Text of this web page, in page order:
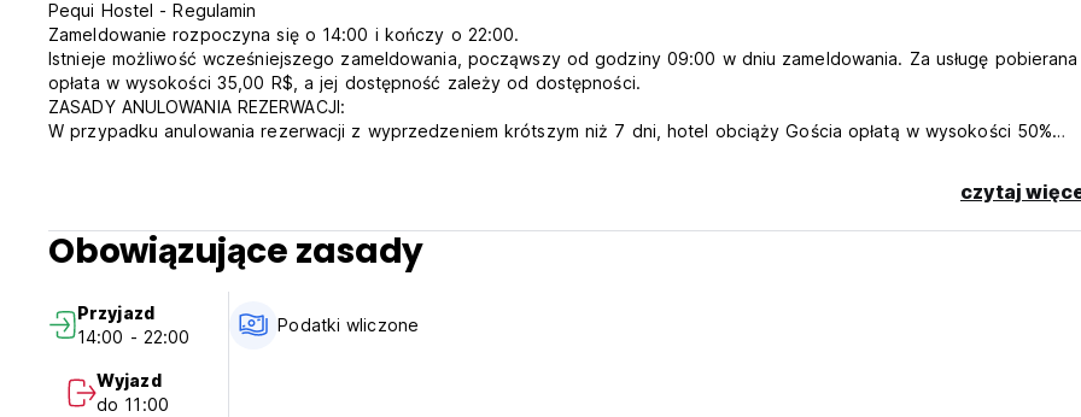
Pequi Hostel - Regulamin
Zameldowanie rozpoczyna się o 14:00 i kończy o 22:00.
Istnieje możliwość wcześniejszego zameldowania, począwszy od godziny 09:00 w dniu zameldowania. Za usługę
opłata w wysokości 35,00 R$, a jej dostępność zależy od dostępności.
ZASADY ANULOWANIA REZERWACJI:
W przypadku anulowania rezerwacji z wyprzedzeniem krótszym niż 7 dni, hotel obciąży Gościa opłatą w wysokości 50%
niepojawienia się Gościa w obiekcie pobrana zostanie opłata w wysokości 100% całkowitej kwoty rezerwacji. W przypadku
INFORMACJE OGÓLNE:
Niestety nie dysponujemy całodobową recepcją. Goście, którzy planują przyjazd po godzinach zameldowania, proszeni są o
poinformowanie o tym fakcie personelu obiektu. W przypadku niepoinformowania o tym fakcie i niepojawienia się Gościa
Nasza recepcja otwiera się o 9 rano, od tego czasu możesz zostawić swoje torby w recepcji i cieszyć się naszymi
przestrzeniami i Florianopolis, które jest zbyt piękne = D
Zapewniamy bezpłatną pościel we wszystkich pokojach, nie trzeba przynosić. Zapewniamy również bezpłatne ręczniki w
prywatnych. We wspólnych pokojach można wypożyczyć ręcznik, kosztuje to 5,00 R $ za okres pobytu i wystarczy zapytać
czytaj
Obowiązujące zasady
Przyjazd
14:00 - 22:00
Wyjazd
do 11:00
Podatki wliczone